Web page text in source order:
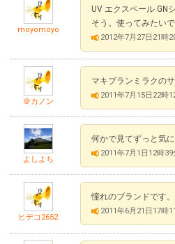
moyomoyo
UV エクスペール GN
そう。使ってみたいで
2012年7月27日21時
＠カノン
マキブランミラクの
2011年7月15日22時
よしよち
何かで見てずっと気
2011年7月1日12時39
ヒデコ2652
憧れのブランドです
2011年6月21日17時